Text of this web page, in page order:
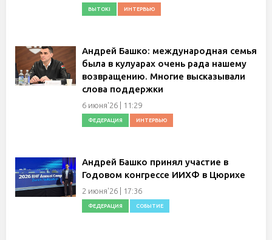
ВЫТОКI ИНТЕРВЬЮ
Андрей Башко: международная семья
была в кулуарах очень рада нашему
возвращению. Многие высказывали
слова поддержки
6 июня'26 | 11:29
ФЕДЕРАЦИЯ ИНТЕРВЬЮ
Андрей Башко принял участие в
Годовом конгрессе ИИХФ в Цюрихе
2 июня'26 | 17:36
ФЕДЕРАЦИЯ СОБЫТИЕ